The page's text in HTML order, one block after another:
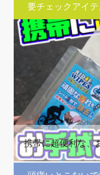
要チェックアイ
携帯に超便利な、